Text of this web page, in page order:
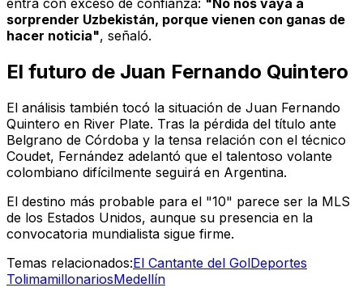
entra con exceso de confianza: "No nos vaya a
sorprender Uzbekistán, porque vienen con ganas de
hacer noticia", señaló.
El futuro de Juan Fernando Quintero
El análisis también tocó la situación de Juan Fernando
Quintero en River Plate. Tras la pérdida del título ante
Belgrano de Córdoba y la tensa relación con el técnico
Coudet, Fernández adelantó que el talentoso volante
colombiano difícilmente seguirá en Argentina.
El destino más probable para el "10" parece ser la MLS
de los Estados Unidos, aunque su presencia en la
convocatoria mundialista sigue firme.
Temas relacionados:El Cantante del GolDeportes
TolimamillonariosMedellín